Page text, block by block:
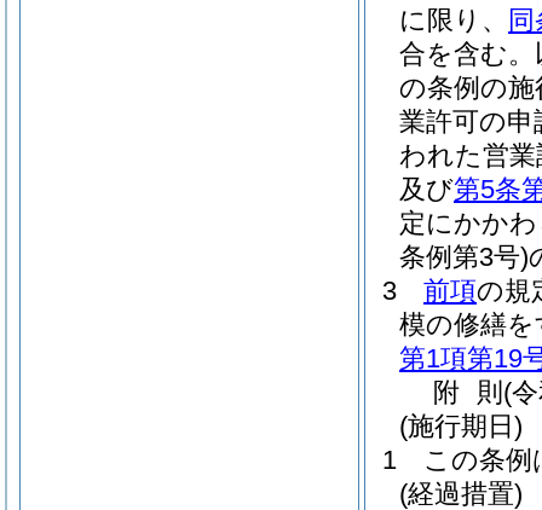
に限り、
合を含む
の条例の施
業許可の
われた営
及び第5条
定にかか
条例第3号)
3
前項の規
模の修繕
第1項第19
附 則 (
(施行期日)
1
この条例
(経過措置)